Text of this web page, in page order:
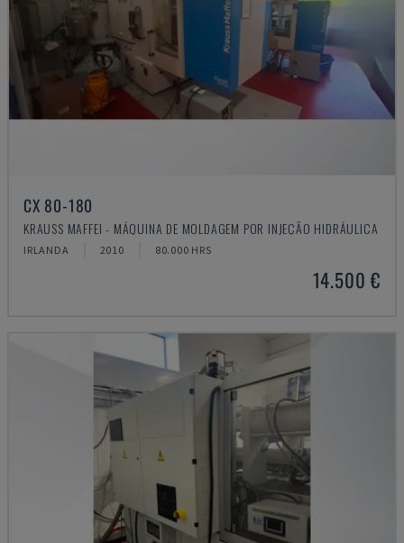
CX 80-180
KRAUSS MAFFEI - MÁQUINA DE MOLDAGEM POR INJEÇÃO HIDRÁULICA
IRLANDA 2010 80.000 HRS
14.500 €